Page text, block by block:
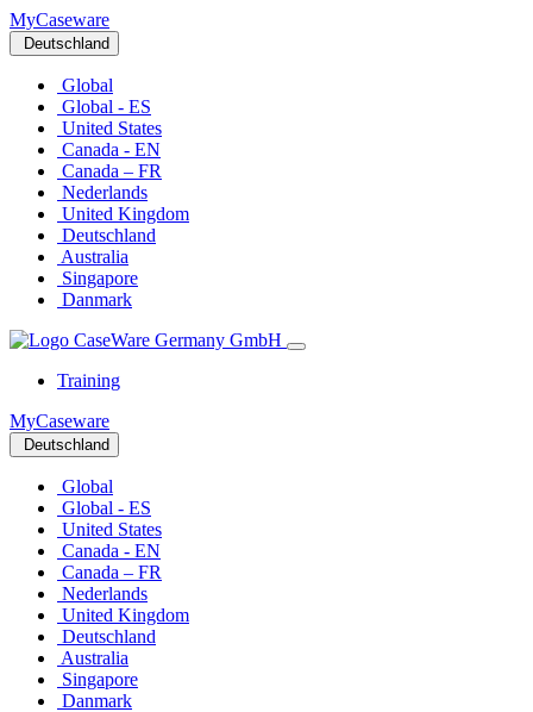
MyCaseware
Deutschland
Global
Global - ES
United States
Canada - EN
Canada – FR
Nederlands
United Kingdom
Deutschland
Australia
Singapore
Danmark
Training
MyCaseware
Deutschland
Global
Global - ES
United States
Canada - EN
Canada – FR
Nederlands
United Kingdom
Deutschland
Australia
Singapore
Danmark